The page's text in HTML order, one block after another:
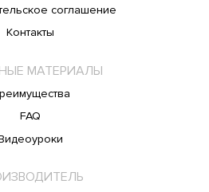
соглашение
Контакты
МАТЕРИАЛЫ
FAQ